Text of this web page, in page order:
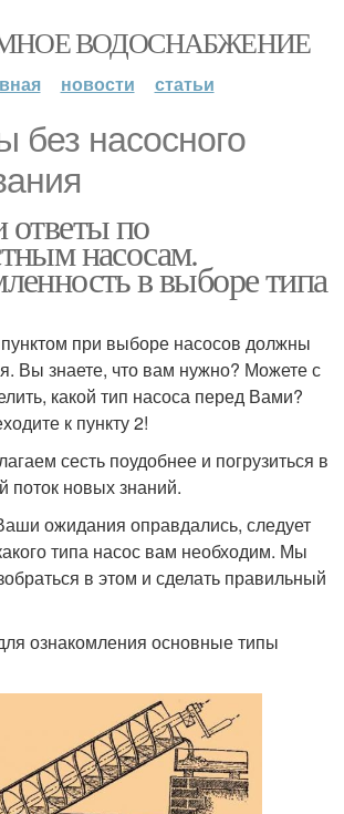
ВОДОСНАБЖЕНИЕ
новости статьи
без насосного
по
насосам.
в выборе типа
при выборе насосов должны
Вы знаете, что вам нужно? Можете с
какой тип насоса перед Вами?
к пункту 2!
сесть поудобнее и погрузиться в
новых знаний.
ожидания оправдались, следует
типа насос вам необходим. Мы
в этом и сделать правильный
ознакомления основные типы